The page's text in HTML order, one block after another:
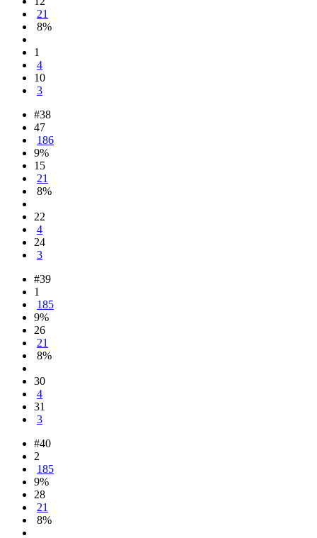
21
8%
1
4
10
3
#38
47
186
9%
15
21
8%
22
4
24
3
#39
1
185
9%
26
21
8%
30
4
31
3
#40
2
185
9%
28
21
8%